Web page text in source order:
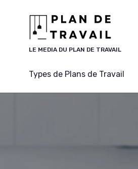
LE MEDIA DU PLAN DE TRAVAIL
Types de Plans de Travail